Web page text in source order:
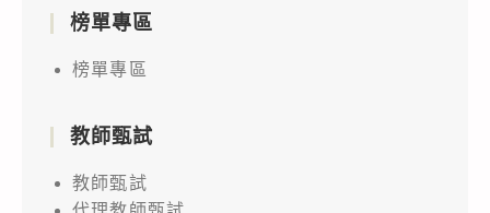
榜單專區
榜單專區
教師甄試
教師甄試